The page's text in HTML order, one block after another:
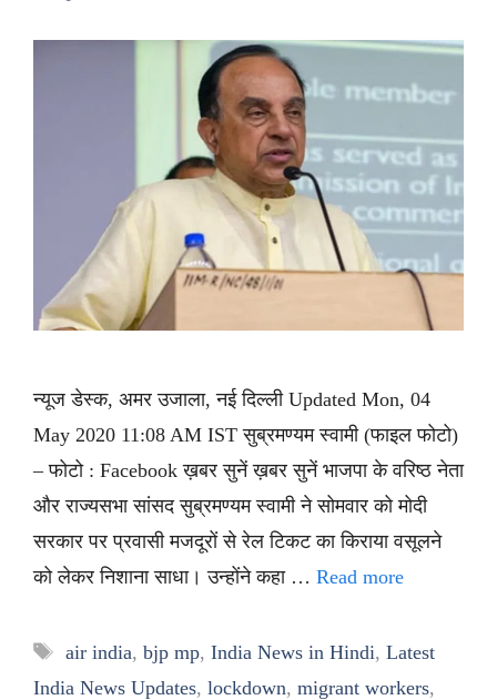
न्यूज डेस्क, अमर उजाला, नई दिल्ली Updated Mon, 04
May 2020 11:08 AM IST सुब्रमण्यम स्वामी (फाइल फोटो)
– फोटो : Facebook ख़बर सुनें ख़बर सुनें भाजपा के वरिष्ठ नेता
और राज्यसभा सांसद सुब्रमण्यम स्वामी ने सोमवार को मोदी
सरकार पर प्रवासी मजदूरों से रेल टिकट का किराया वसूलने
को लेकर निशाना साधा। उन्होंने कहा … Read more
Tags
air india, bjp mp, India News in Hindi, Latest
India News Updates, lockdown, migrant workers,